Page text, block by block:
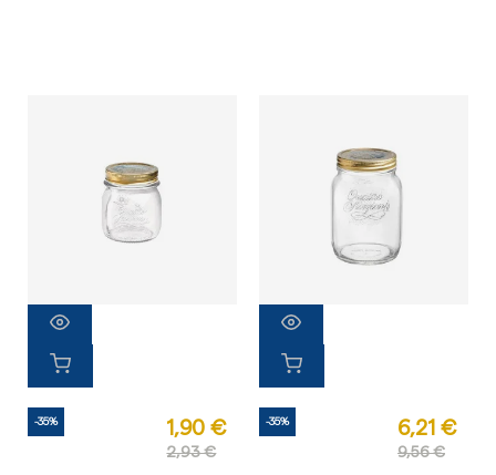
-35% 1,90 €
2,93 €
-35% 6,21 €
9,56 €